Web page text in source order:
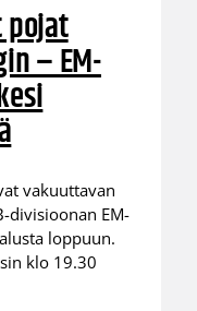
pojat
– EM-
vakuuttavan
divisioonan EM-
loppuun.
klo 19.30